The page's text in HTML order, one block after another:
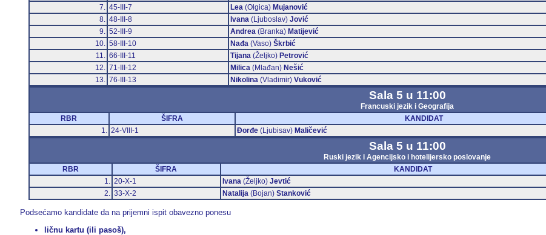
7. 45-III-7 Lea(Olgica) Mujanović
8. 48-III-8 Ivana(Ljuboslav) Jović
9. 52-III-9 Andrea(Branka) Matijević
10. 58-III-10 Nađa(Vaso) Škrbić
11. 66-III-11 Tijana(Željko) Petrović
12. 71-III-12 Milica(Mlađan) Nešić
13. 76-III-13 Nikolina(Vladimir) Vuković
Sala 5 u 11:00
Francuski jezik i Geografija
RBR
ŠIFRA KANDIDAT
1. 24-VIII-1 Đorđe(Ljubisav) Maličević
Sala 5 u 11:00
Ruski jezik i Agencijsko i hotelijersko poslovanje
RBR
ŠIFRA KANDIDAT
1. 20-X-1 Ivana(Željko) Jevtić
2. 33-X-2 Natalija(Bojan) Stanković
Podsećamo kandidate da na prijemni ispit obavezno ponesu
ličnu kartu (ili pasoš),